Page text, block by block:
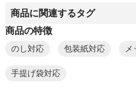
商品に関連するタグ
商品の特徴
のし対応 包装紙対応 メ
手提げ袋対応